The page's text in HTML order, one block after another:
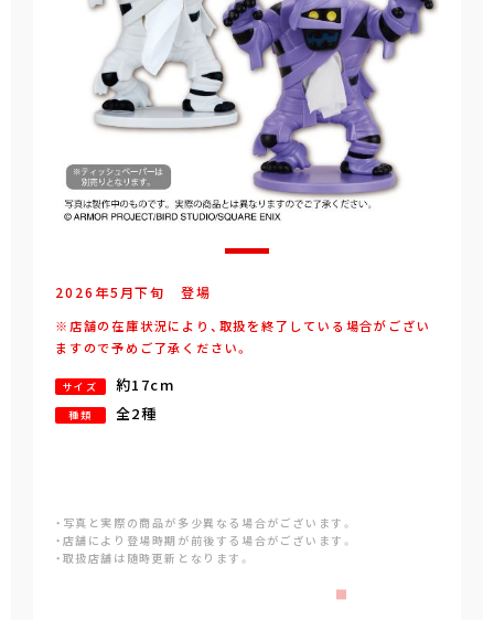
2026年5 月下旬 登場
※店舗の在庫状況により、取扱を終了している場合がござい
ますので予めご了承ください。
サイズ 約17cm
種類 全2種
・写真と実際の商品が多少異なる場合がございます。
・店舗により登場時期が前後する場合がございます。
・取扱店舗は随時更新となります。